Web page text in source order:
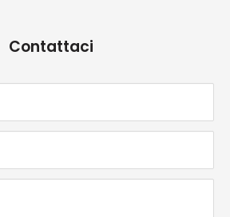
Contattaci